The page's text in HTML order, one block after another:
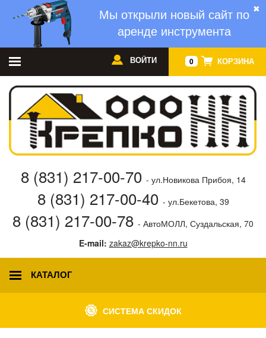
✖
Мы открыли новый сайт по
аренде инструмента
0 КОРЗИНА
ВОЙТИ
8 (831) 217-00-70 - ул.Новикова Прибоя, 14
8 (831) 217-00-40 - ул.Бекетова, 39
8 (831) 217-00-78 - АвтоМОЛЛ, Суздальская, 70
E-mail: zakaz@krepko-nn.ru
КАТАЛОГ
СИСТЕМА СКИДОК